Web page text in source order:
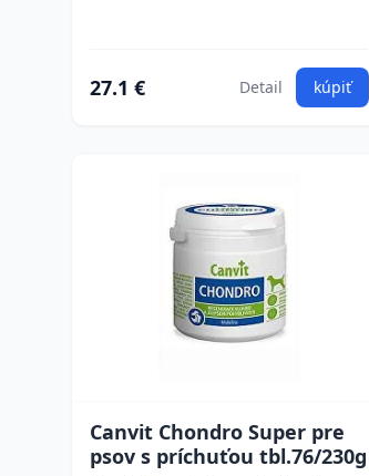
27.1 € Detail kúpiť
Canvit Chondro Super pre
psov s príchuťou tbl.76/230g